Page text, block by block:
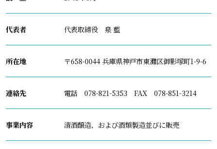
代表者 代表取締役 泉 藍
所在地 〒658-0044 兵庫県神戸市東灘区御影塚町1-9-6
連絡先 電話 078-821-5353 FAX 078-851-3214
事業内容 清酒醸造、および酒類製造並びに販売